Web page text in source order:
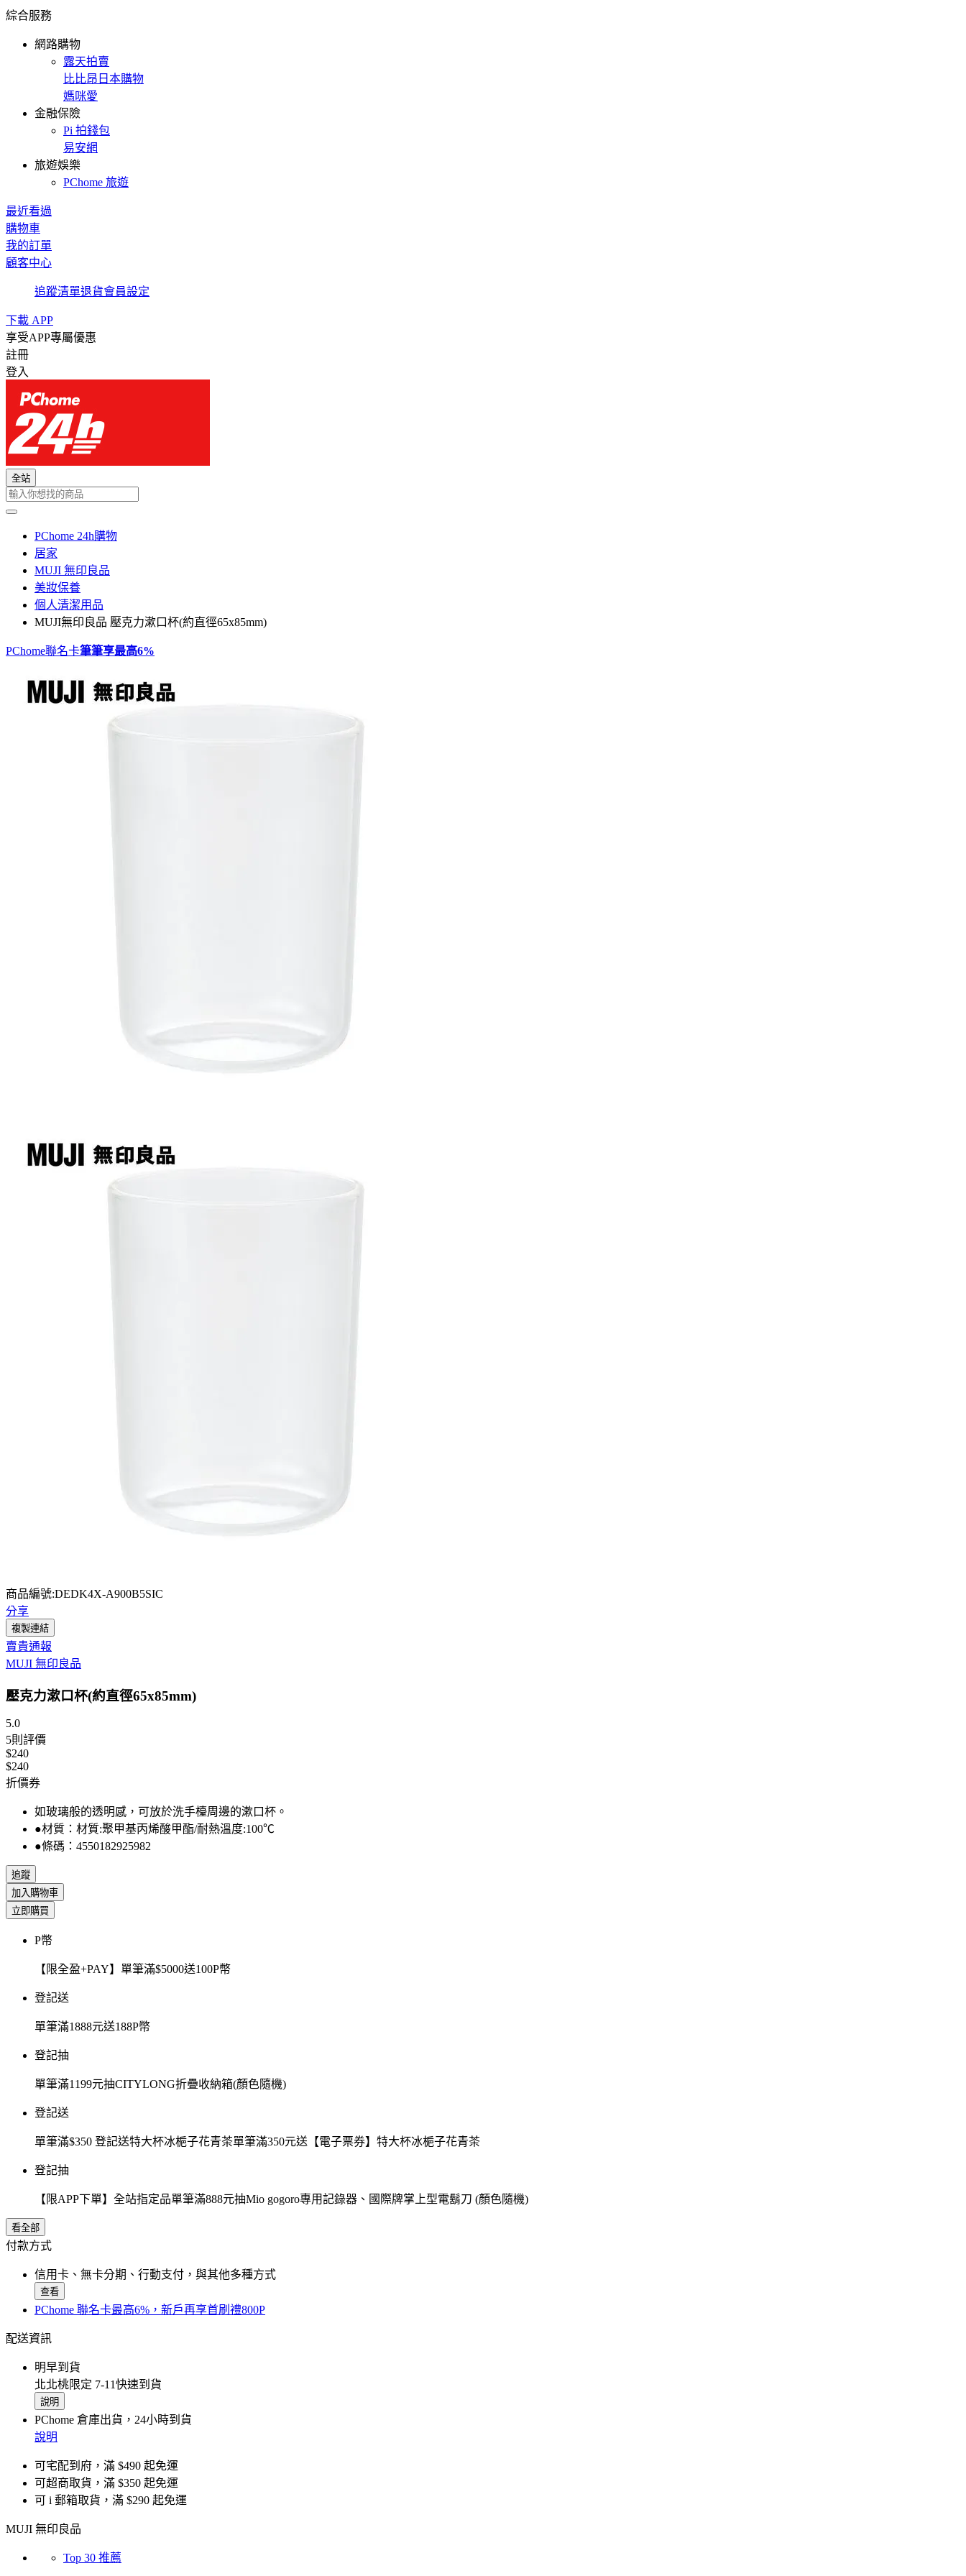
綜合服務
網路購物
露天拍賣
比比昂日本購物
媽咪愛
金融保險
Pi 拍錢包
易安網
旅遊娛樂
PChome 旅遊
最近看過
購物車
我的訂單
顧客中心
追蹤清單退貨會員設定
下載 APP
享受APP專屬優惠
註冊
登入
全站
PChome 24h購物
居家
MUJI 無印良品
美妝保養
個人清潔用品
MUJI無印良品 壓克力漱口杯(約直徑65x85mm)
PChome聯名卡筆筆享最高6%
商品編號:DEDK4X-A900B5SIC
分享
複製連結
賣貴通報
MUJI 無印良品
壓克力漱口杯(約直徑65x85mm)
5.0
5則評價
$240
$240
折價券
如玻璃般的透明感，可放於洗手檯周邊的漱口杯。
●材質：材質:聚甲基丙烯酸甲酯/耐熱溫度:100℃
●條碼：4550182925982
追蹤
加入購物車
立即購買
P幣
【限全盈+PAY】單筆滿$5000送100P幣
登記送
單筆滿1888元送188P幣
登記抽
單筆滿1199元抽CITYLONG折疊收納箱(顏色隨機)
登記送
單筆滿$350 登記送特大杯冰梔子花青茶單筆滿350元送【電子票券】特大杯冰梔子花青茶
登記抽
【限APP下單】全站指定品單筆滿888元抽Mio gogoro專用記錄器、國際牌掌上型電鬍刀 (顏色隨機)
看全部
付款方式
信用卡、無卡分期、行動支付，與其他多種方式
查看
PChome 聯名卡最高6%，新戶再享首刷禮800P
配送資訊
明早到貨
北北桃限定 7-11快速到貨
說明
PChome 倉庫出貨，24小時到貨
說明
可宅配到府，滿 $490 起免運
可超商取貨，滿 $350 起免運
可 i 郵箱取貨，滿 $290 起免運
MUJI 無印良品
Top 30 推薦